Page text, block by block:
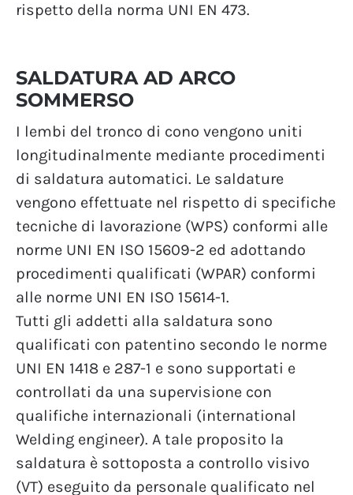
rispetto della norma UNI EN 473.
SALDATURA AD ARCO
SOMMERSO
I lembi del tronco di cono vengono uniti
longitudinalmente mediante procedimenti
di saldatura automatici. Le saldature
vengono effettuate nel rispetto di specifiche
tecniche di lavorazione (WPS) conformi alle
norme UNI EN ISO 15609-2 ed adottando
procedimenti qualificati (WPAR) conformi
alle norme UNI EN ISO 15614-1.
Tutti gli addetti alla saldatura sono
qualificati con patentino secondo le norme
UNI EN 1418 e 287-1 e sono supportati e
controllati da una supervisione con
qualifiche internazionali (international
Welding engineer). A tale proposito la
saldatura è sottoposta a controllo visivo
(VT) eseguito da personale qualificato nel